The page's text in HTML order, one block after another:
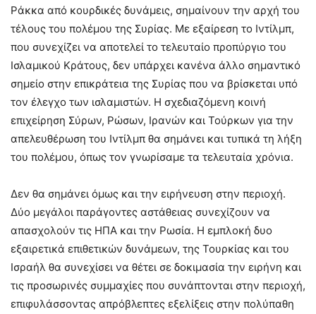
Ράκκα από κουρδικές δυνάμεις, σημαίνουν την αρχή του
τέλους του πολέμου της Συρίας. Με εξαίρεση το Ιντίλμπ,
που συνεχίζει να αποτελεί το τελευταίο προπύργιο του
Ισλαμικού Kράτους, δεν υπάρχει κανένα άλλο σημαντικό
σημείο στην επικράτεια της Συρίας που να βρίσκεται υπό
τον έλεγχο των ισλαμιστών. Η σχεδιαζόμενη κοινή
επιχείρηση Σύρων, Ρώσων, Ιρανών και Τούρκων για την
απελευθέρωση του Ιντίλμπ θα σημάνει και τυπικά τη λήξη
του πολέμου, όπως τον γνωρίσαμε τα τελευταία χρόνια.
Δεν θα σημάνει όμως και την ειρήνευση στην περιοχή.
Δύο μεγάλοι παράγοντες αστάθειας συνεχίζουν να
απασχολούν τις ΗΠΑ και την Ρωσία. Η εμπλοκή δυο
εξαιρετικά επιθετικών δυνάμεων, της Τουρκίας και του
Ισραήλ θα συνεχίσει να θέτει σε δοκιμασία την ειρήνη και
τις προσωρινές συμμαχίες που συνάπτονται στην περιοχή,
επιφυλάσσοντας απρόβλεπτες εξελίξεις στην πολύπαθη